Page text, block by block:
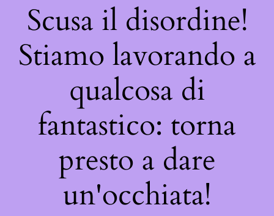
Scusa il disordine!
Stiamo lavorando a
qualcosa di
fantastico: torna
presto a dare
un'occhiata!